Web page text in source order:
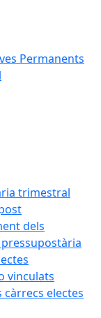
Permanents
trimestral
dels
vinculats
càrrecs electes